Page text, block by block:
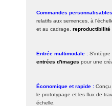
Commandes
relatifs aux semences, à
et au cadrage.reproductibilité
Entrée multimodale :
entrées d'images pour une
Économique et rapide :
le prototypage et les flux de
échelle.